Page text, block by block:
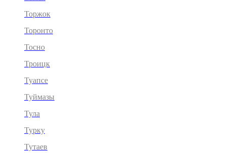
Торжок
Торонто
Тосно
Троицк
Туапсе
Туймазы
Тула
Турку
Тутаев